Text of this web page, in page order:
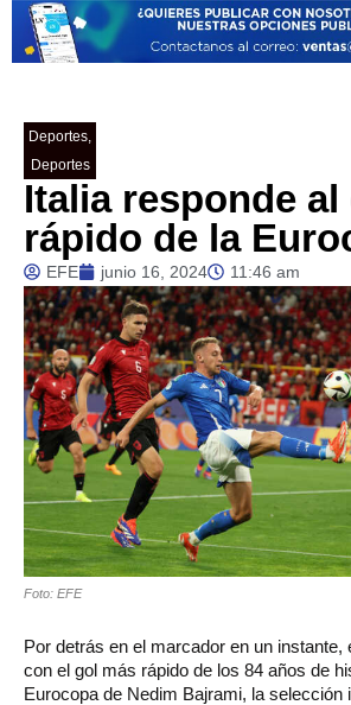
Deportes,
Deportes
Italia responde al
rápido de la
EFE junio 16, 2024 11:46 am
Foto: EFE
Por detrás en el marcador en un instante,
con el gol más rápido de los 84 años de
Eurocopa de Nedim Bajrami, la selección